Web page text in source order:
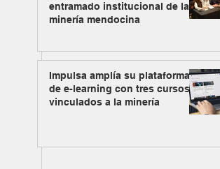
entramado institucional de la
minería mendocina
Impulsa amplía su plataforma
de e-learning con tres cursos
vinculados a la minería